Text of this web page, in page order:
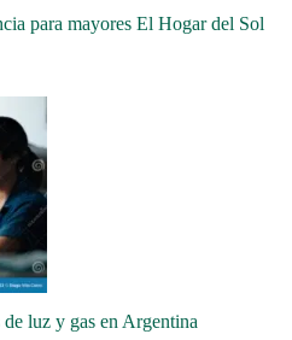
para mayores El Hogar del Sol
luz y gas en Argentina